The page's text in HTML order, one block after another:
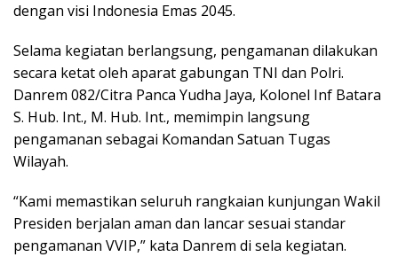
dengan visi Indonesia Emas 2045.
Selama kegiatan berlangsung, pengamanan dilakukan
secara ketat oleh aparat gabungan TNI dan Polri.
Danrem 082/Citra Panca Yudha Jaya, Kolonel Inf Batara
S. Hub. Int., M. Hub. Int., memimpin langsung
pengamanan sebagai Komandan Satuan Tugas
Wilayah.
“Kami memastikan seluruh rangkaian kunjungan Wakil
Presiden berjalan aman dan lancar sesuai standar
pengamanan VVIP,” kata Danrem di sela kegiatan.